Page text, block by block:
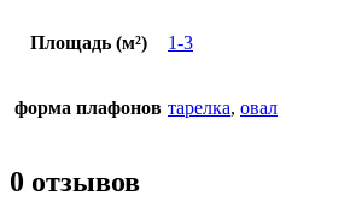
Площадь (м²) 1-3
форма плафонов тарелка, овал
0 отзывов